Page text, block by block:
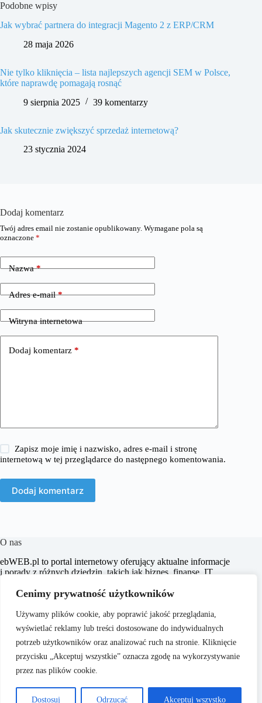
Cenimy prywatność użytkowników
Używamy plików cookie, aby poprawić jakość przeglądania,
wyświetlać reklamy lub treści dostosowane do indywidualnych
potrzeb użytkowników oraz analizować ruch na stronie. Kliknięcie
przycisku „Akceptuj wszystkie” oznacza zgodę na wykorzystywanie
przez nas plików cookie.
Dostosuj Odrzucać Akceptuj wszystko
Podobne wpisy
Jak wybrać partnera do integracji Magento 2 z ERP/CRM
28 maja 2026
Nie tylko kliknięcia – lista najlepszych agencji SEM w Polsce,
które naprawdę pomagają rosnąć
9 sierpnia 2025
39 komentarzy
Jak skutecznie zwiększyć sprzedaż internetową?
23 stycznia 2024
Dodaj komentarz
Twój adres email nie zostanie opublikowany. Wymagane pola są
oznaczone *
Nazwa*
Adres e-mail*
Witryna internetowa
Dodaj komentarz *
Zapisz moje imię i nazwisko, adres e-mail i stronę
internetową w tej przeglądarce do następnego komentowania.
Dodaj komentarz
O nas
​ebWEB.pl to portal internetowy oferujący aktualne informacje
i porady z różnych dziedzin, takich jak biznes, finanse, IT,
dostarczanie rzetelnych i inspirujących treści, które wspierają
poszerzają ich horyzonty.
Copyright © 2026 -
O nas
Polityka Prywatności